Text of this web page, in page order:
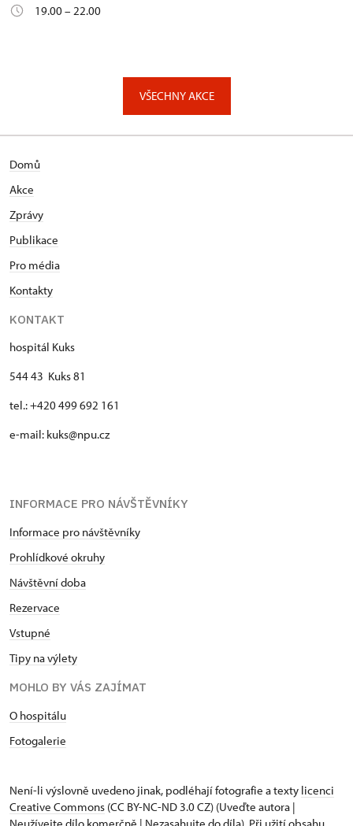
19.00 – 22.00
VŠECHNY AKCE
Domů
Akce
Zprávy
Publikace
Pro média
Kontakty
KONTAKT
hospitál Kuks
544 43 Kuks 81
tel.: +420 499 692 161
e-mail: kuks@npu.cz
INFORMACE PRO NÁVŠTĚVNÍKY
Informace pro návštěvníky
Prohlídkové okruhy
Návštěvní doba
Rezervace
Vstupné
Tipy na výlety
MOHLO BY VÁS ZAJÍMAT
O hospitálu
Fotogalerie
Není-li výslovně uvedeno jinak, podléhají fotografie a texty licenci
Creative Commons (CC BY-NC-ND 3.0 CZ) (Uveďte autora |